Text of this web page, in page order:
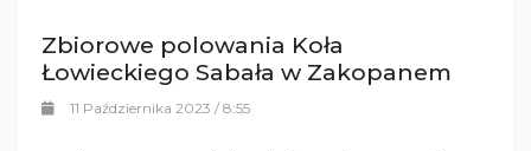
Zbiorowe polowania Koła
Łowieckiego Sabała w Zakopanem
11 Października 2023 / 8:55